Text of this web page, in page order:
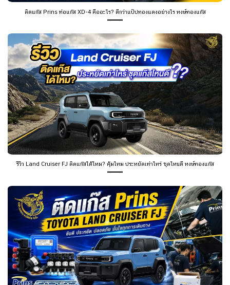
ติดแก๊ส Prins ท่อแก๊ส XD-4 คืออะไร? ดีกว่าแป๊ปทองแดงอย่างไร หงษ์ทองแก๊ส
รีวิว Land Cruiser FJ ติดแก๊สได้ไหม? คุ้มไหม ประหยัดเท่าไหร่ ชุดไหนดี หงษ์ทองแก๊ส